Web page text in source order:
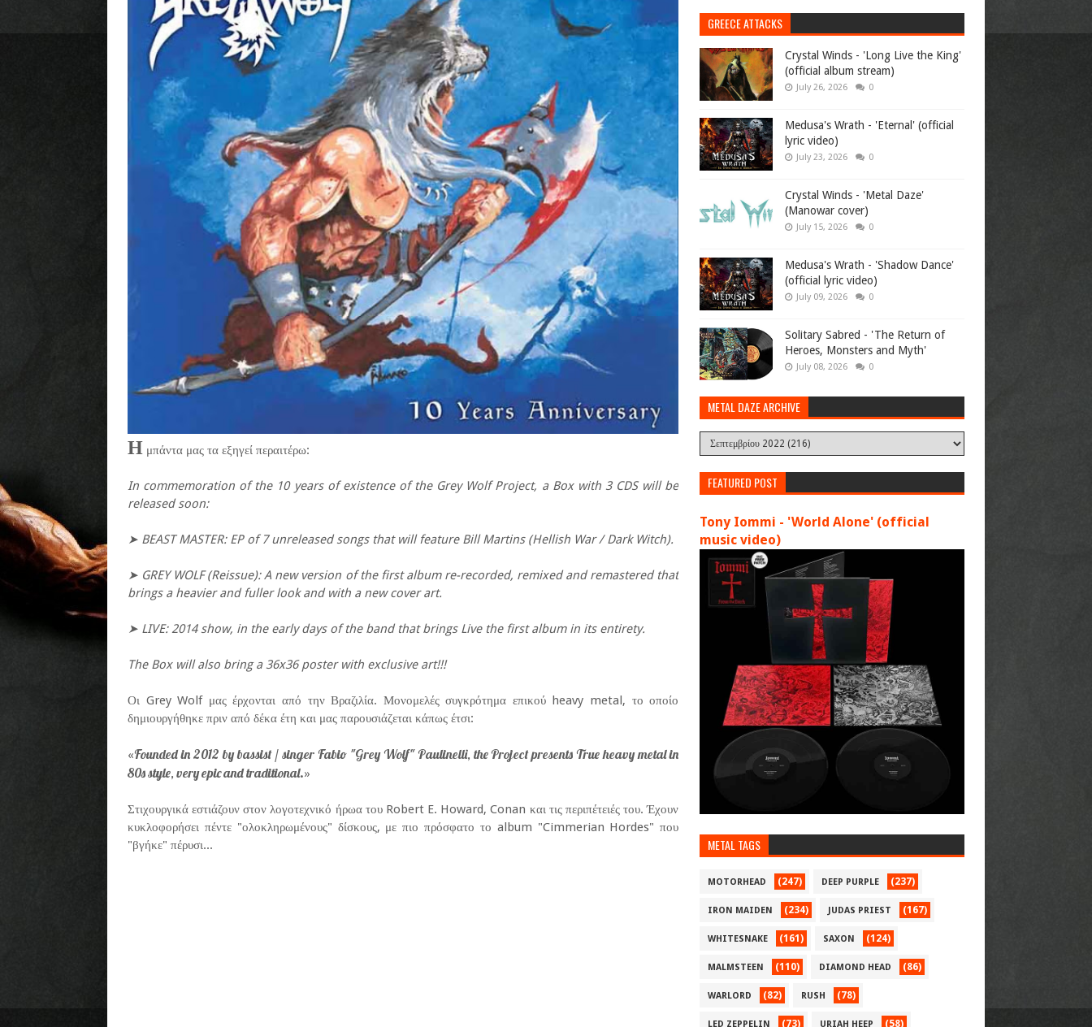
Η μπάντα μας τα εξηγεί περαιτέρω:
In commemoration of the 10 years of existence of the Grey Wolf Project, a Box with 3 CDS will be
released soon:
➤ BEAST MASTER: EP of 7 unreleased songs that will feature Bill Martins (Hellish War / Dark Witch).
➤ GREY WOLF (Reissue): A new version of the first album re-recorded, remixed and remastered that
brings a heavier and fuller look and with a new cover art.
➤ LIVE: 2014 show, in the early days of the band that brings Live the first album in its entirety.
The Box will also bring a 36x36 poster with exclusive art!!!
Οι Grey Wolf μας έρχονται από την Βραζιλία. Μονομελές συγκρότημα επικού heavy metal, το οποίο
δημιουργήθηκε πριν από δέκα έτη και μας παρουσιάζεται κάπως έτσι:
«Founded in 2012 by bassist / singer Fabio "Grey Wolf" Paulinelli, the Project presents True heavy metal in
80s style, very epic and traditional.»
Στιχουργικά εστιάζουν στον λογοτεχνικό ήρωα του Robert E. Howard, Conan και τις περιπέτειές του. Έχουν
κυκλοφορήσει πέντε "ολοκληρωμένους" δίσκους, με πιο πρόσφατο το album "Cimmerian Hordes" που
"βγήκε" πέρυσι...
GREECE ATTACKS
Crystal Winds - 'Long Live the King'
(official album stream)
July 26, 2026 0
Medusa's Wrath - 'Eternal' (official
lyric video)
July 23, 2026 0
Crystal Winds - 'Metal Daze'
(Manowar cover)
July 15, 2026 0
Medusa's Wrath - 'Shadow Dance'
(official lyric video)
July 09, 2026 0
Solitary Sabred - 'The Return of
Heroes, Monsters and Myth'
July 08, 2026 0
METAL DAZE ARCHIVE
FEATURED POST
Tony Iommi - 'World Alone' (official
music video)
METAL TAGS
MOTORHEAD (247) DEEP PURPLE (237)
IRON MAIDEN (234) JUDAS PRIEST (167)
WHITESNAKE (161) SAXON (124)
MALMSTEEN (110) DIAMOND HEAD (86)
WARLORD (82) RUSH (78)
LED ZEPPELIN (73) URIAH HEEP (58)